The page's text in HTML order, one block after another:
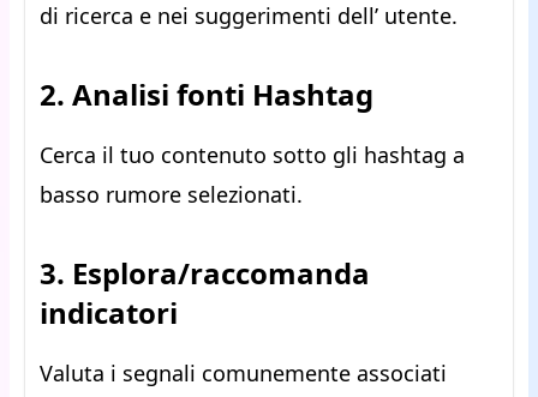
di ricerca e nei suggerimenti dell’ utente.
2. Analisi fonti Hashtag
Cerca il tuo contenuto sotto gli hashtag a
basso rumore selezionati.
3. Esplora/raccomanda
indicatori
Valuta i segnali comunemente associati